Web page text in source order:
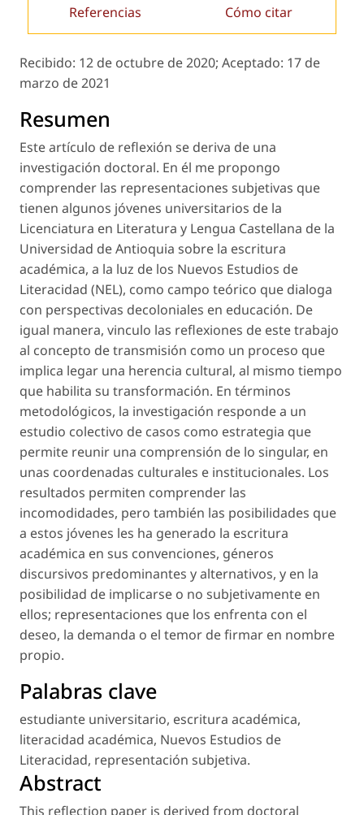
Referencias Cómo citar
Recibido: 12 de octubre de 2020; Aceptado: 17 de
marzo de 2021
Resumen
Este artículo de reflexión se deriva de una
investigación doctoral. En él me propongo
comprender las representaciones subjetivas que
tienen algunos jóvenes universitarios de la
Licenciatura en Literatura y Lengua Castellana de la
Universidad de Antioquia sobre la escritura
académica, a la luz de los Nuevos Estudios de
Literacidad (NEL), como campo teórico que dialoga
con perspectivas decoloniales en educación. De
igual manera, vinculo las reflexiones de este trabajo
al concepto de transmisión como un proceso que
implica legar una herencia cultural, al mismo tiempo
que habilita su transformación. En términos
metodológicos, la investigación responde a un
estudio colectivo de casos como estrategia que
permite reunir una comprensión de lo singular, en
unas coordenadas culturales e institucionales. Los
resultados permiten comprender las
incomodidades, pero también las posibilidades que
a estos jóvenes les ha generado la escritura
académica en sus convenciones, géneros
discursivos predominantes y alternativos, y en la
posibilidad de implicarse o no subjetivamente en
ellos; representaciones que los enfrenta con el
deseo, la demanda o el temor de firmar en nombre
propio.
Palabras clave
estudiante universitario, escritura académica,
literacidad académica, Nuevos Estudios de
Literacidad, representación subjetiva.
Abstract
This reflection paper is derived from doctoral